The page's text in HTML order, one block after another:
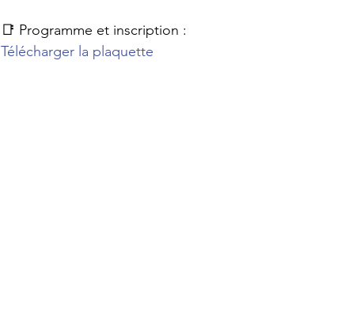
📑 Programme et inscription :
Télécharger la plaquette